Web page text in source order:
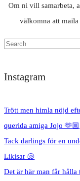
Om ni vill samarbeta,
välkomna att
Instagram
Trött men himla nöjd
querida amiga Jojo 🫶🏼
Tack darlings för en
Likisar 🐚
Det är här man får